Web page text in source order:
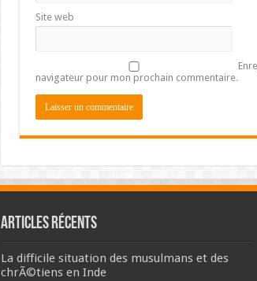
Site web
navigateur pour mon prochain commentaire.
Articles récents
La difficile situation des musulmans et des
chrÃ©tiens en Inde